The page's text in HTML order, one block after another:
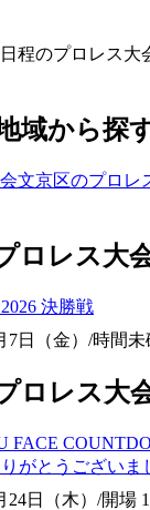
程のプロレス大
域から探
文京区のプロレ
ロレス大
決勝戦
7日（金） /時間未
ロレス大
FACE
がとうございま
24日（木） /開場